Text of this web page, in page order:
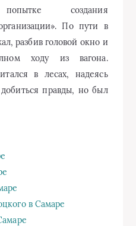
создания
По пути в
разбив головой окно и
ходу из вагона.
в лесах, надеясь
правды, но был
в Самаре